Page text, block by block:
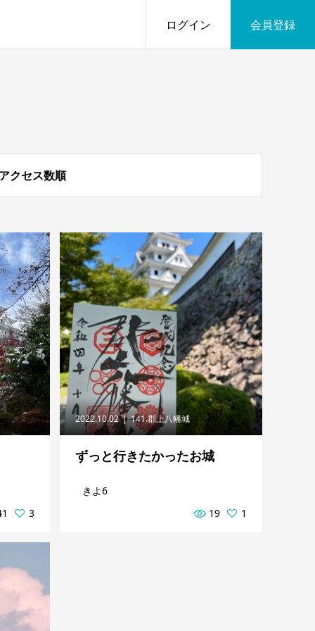
ログイン 会員登録
クセス数順
3
2022.10.02 141.郡上八幡城
ずっと行きたかったお城
きよ6
19
1